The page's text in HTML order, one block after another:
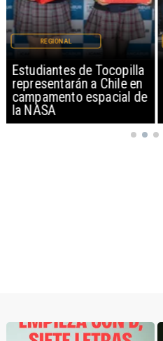
Estudiantes de Tocopilla
representarán a Chile en
campamento espacial de
la NASA
REGIONAL